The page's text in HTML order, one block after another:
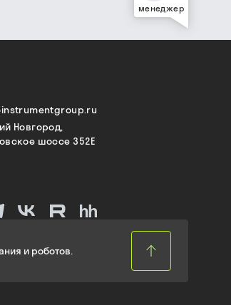
менеджер
Новгород,
шоссе 352Е
и роботов.